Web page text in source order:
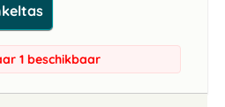
1 beschikbaar